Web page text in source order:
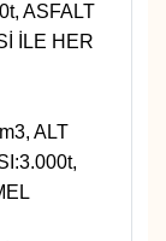
ASFALT
İLE HER
ALT